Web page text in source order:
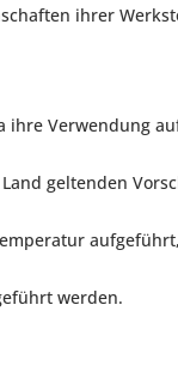
ihrer
Verwendung
geltenden
werden.